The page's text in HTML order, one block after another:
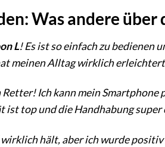
Was andere über
L! Es ist so einfach zu bedienen
meinen Alltag wirklich
Ich kann mein Smartphone
top und die Handhabung super
hält, aber ich wurde